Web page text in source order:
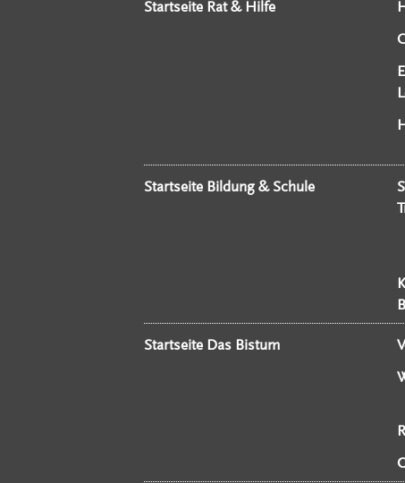
Startseite Rat & Hilfe
Startseite Bildung & Schule
Startseite Das Bistum